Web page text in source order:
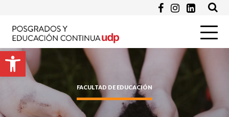
Abrir barra de herramientas
Pregunta
FACULTAD DE EDUCACIÓN